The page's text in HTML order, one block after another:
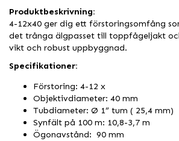
Produktbeskrivning:
4-12x40 ger dig ett förstoringsomfång
det trånga älgpasset till toppfågeljakt
vikt och robust uppbyggnad.
Specifikationer:
Förstoring: 4-12 x
Objektivdiameter: 40 mm
Tubdiameter: Ø 1” tum ( 25,4 mm)
Synfält på 100 m: 10,8-3,7 m
Ögonavstånd: 90 mm